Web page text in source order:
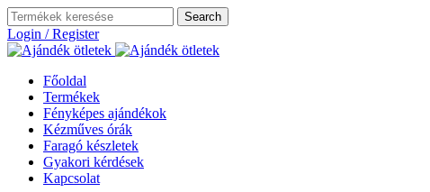
Search
Login / Register
Főoldal
Termékek
Fényképes ajándékok
Kézműves órák
Faragó készletek
Gyakori kérdések
Kapcsolat